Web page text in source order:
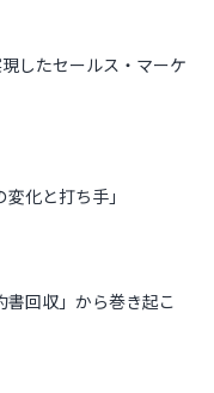
したセールス・マーケ
変化と打ち手｣
書回収」から巻き起こ